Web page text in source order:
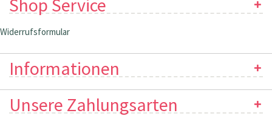
Shop Service
Widerrufsformular
Informationen
Unsere Zahlungsarten